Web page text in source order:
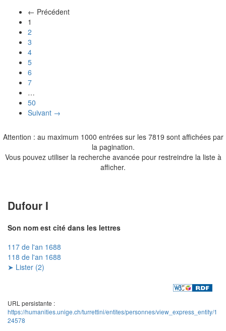
← Précédent
1
2
3
4
5
6
7
…
50
Suivant →
Attention : au maximum 1000 entrées sur les 7819 sont affichées par
la pagination.
Vous pouvez utiliser la recherche avancée pour restreindre la liste à
afficher.
Dufour I
Son nom est cité dans les lettres
117 de l'an 1688
118 de l'an 1688
➤ Lister (2)
URL persistante :
https://humanities.unige.ch/turrettini/entites/personnes/view_express_entity/1
24578